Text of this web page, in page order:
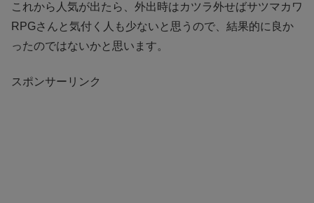
これから人気が出たら、外出時はカツラ外せばサツマカワ
RPGさんと気付く人も少ないと思うので、結果的に良か
ったのではないかと思います。
スポンサーリンク